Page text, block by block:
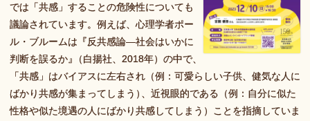
では「共感」することの危険性についても
議論されています。例えば、心理学者ポー
ル・ブルームは『反共感論―社会はいかに
判断を誤るか』 （白揚社、2018年）の中で、
「共感」はバイアスに左右され（例：可愛らしい子供、健気な人に
ばかり共感が集まってしまう ） 、近視眼的である（例：自分に似た
性格や似た境遇の人にばかり共感してしまう）ことを指摘していま